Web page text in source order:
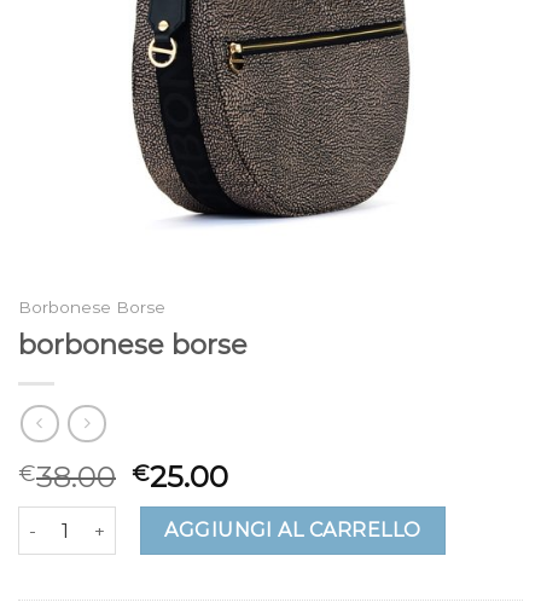
Borbonese Borse
borbonese borse
€38.00 €25.00
borbonese borse quantitàAGGIUNGI AL CARRELLO